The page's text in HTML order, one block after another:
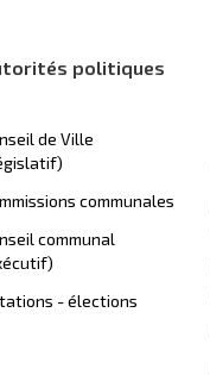
politiques
de Ville
communales
communal
- élections